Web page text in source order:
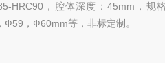
HRC90，腔体深度：45mm，
Ф59，Ф60mm等，非标定制。